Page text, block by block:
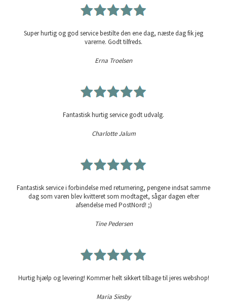
Super hurtig og god service bestilte den ene dag, næste dag fik jeg
varerne. Godt tilfreds.
Erna Troelsen
Fantastisk hurtig service godt udvalg.
Charlotte Jalum
Fantastisk service i forbindelse med returnering, pengene indsat samme
dag som varen blev kvitteret som modtaget, sågar dagen efter
afsendelse med PostNord! ;)
Tine Pedersen
Hurtig hjælp og levering! Kommer helt sikkert tilbage til jeres webshop!
Maria Siesby